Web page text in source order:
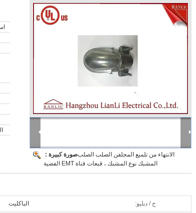
صورة كبيرة :الانتهاء من تلميع المجلفن الصلب الصلب
المشبك نوع المشبك ، قبعات قناة EMT الفضية
ج / دبليو: الباكليت